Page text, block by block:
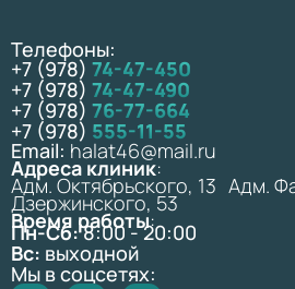
Телефоны:
+7 (978) 74-47-450
+7 (978) 74-47-490
+7 (978) 76-77-664
+7 (978) 555-11-55
Email: halat46@mail.ru
Адреса клиник:
Адм. Октябрьского, 13 Адм.
Дзержинского, 53
Время работы:
Пн-Сб:8:00 - 20:00
Вс: выходной
Мы в соцсетях: